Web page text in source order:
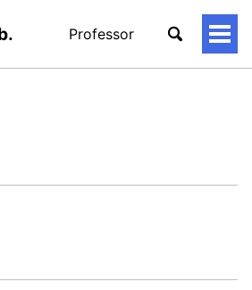
Professor
토